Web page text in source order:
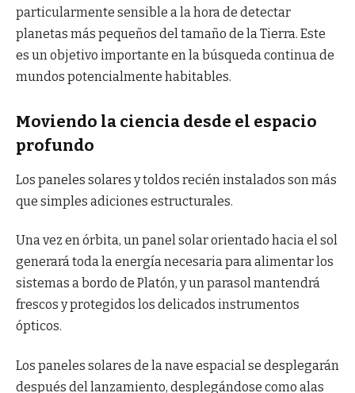
particularmente sensible a la hora de detectar
planetas más pequeños del tamaño de la Tierra. Este
es un objetivo importante en la búsqueda continua de
mundos potencialmente habitables.
Moviendo la ciencia desde el espacio
profundo
Los paneles solares y toldos recién instalados son más
que simples adiciones estructurales.
Una vez en órbita, un panel solar orientado hacia el sol
generará toda la energía necesaria para alimentar los
sistemas a bordo de Platón, y un parasol mantendrá
frescos y protegidos los delicados instrumentos
ópticos.
Los paneles solares de la nave espacial se desplegarán
después del lanzamiento, desplegándose como alas